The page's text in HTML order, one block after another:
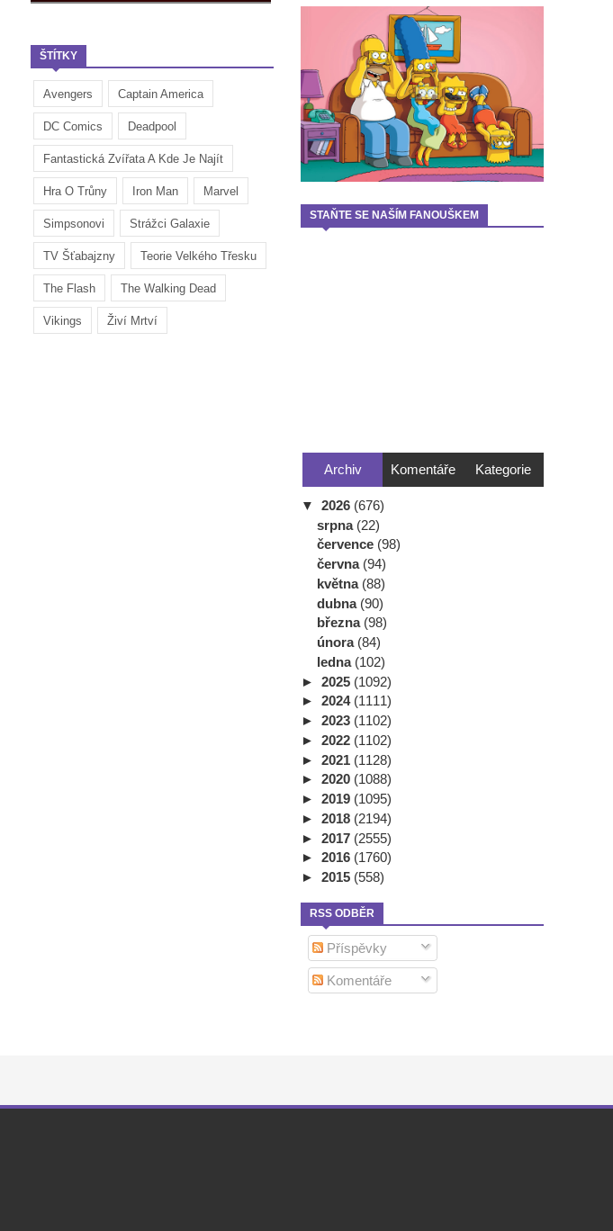
ŠTÍTKY
Avengers Captain America
DC Comics Deadpool
Fantastická Zvířata A Kde Je Najít
Hra O Trůny Iron Man Marvel
Simpsonovi Strážci Galaxie
TV Šťabajzny Teorie Velkého Třesku
The Flash The Walking Dead
Vikings Živí Mrtví
STAŇTE SE NAŠÍM FANOUŠKEM
Archiv Komentáře Kategorie
▼ 2026 (676)
srpna (22)
července (98)
června (94)
května (88)
dubna (90)
března (98)
února (84)
ledna (102)
► 2025 (1092)
► 2024 (1111)
► 2023 (1102)
► 2022 (1102)
► 2021 (1128)
► 2020 (1088)
► 2019 (1095)
► 2018 (2194)
► 2017 (2555)
► 2016 (1760)
► 2015 (558)
RSS ODBĚR
Příspěvky
Komentáře